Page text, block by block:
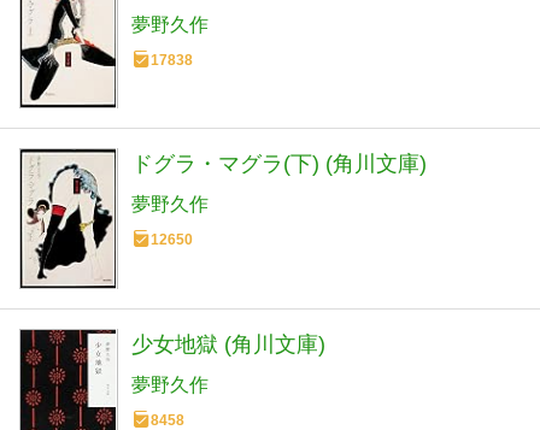
夢野久作
17838
ドグラ・マグラ(下) (角川文庫)
夢野久作
12650
少女地獄 (角川文庫)
夢野久作
8458